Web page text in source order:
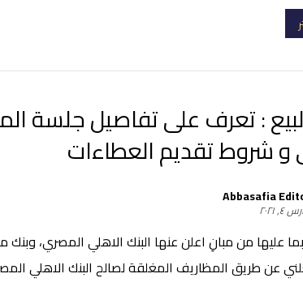
: تعرف على تفاصيل جلسة
و شروط تقديم العطاءات
Abbasafia
٢٠٢١
عليها من مبانِ اعلن عنها البنك الاهلي المصري، وبنك
عن طريق المظاريف المغلقة لصالح البنك الاهلي